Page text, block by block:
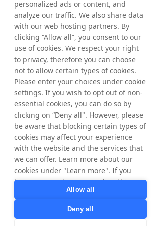
solo ha sido posible gracias a una
colaboración muy estrecha entre todos
nuestros equipos y nuestros clientes y
socios y al alto compromiso de todos los
empleados, algo que considero destacable y
por lo que estoy agradecido”.
Información del contacto
Matthias Stadelmeyer, presidente y director
ejecutivo
Teléfono: +46 8 405 08 00
Viktor Wågström, director financiero
Teléfono: +46 8 405 08 00
Correo electrónico: ir@tradedoubler.com
Esta información es información que
personalized ads or content, and
analyze our traffic. We also share data
with our web hosting partners. By
clicking “Allow all”, you consent to our
use of cookies. We respect your right
to privacy, therefore you can choose
not to allow certain types of cookies.
Please enter your choices under cookie
settings. If you wish to opt out of non-
essential cookies, you can do so by
clicking on “Deny all". However, please
be aware that blocking certain types of
cookies may affect your experience
with the website and the services that
we can offer. Learn more about our
cookies under "Learn more". If you
have any questions regarding this,
privacy@tradedoubler.com
dpo@tradedoubler.com
Allow all
Deny all